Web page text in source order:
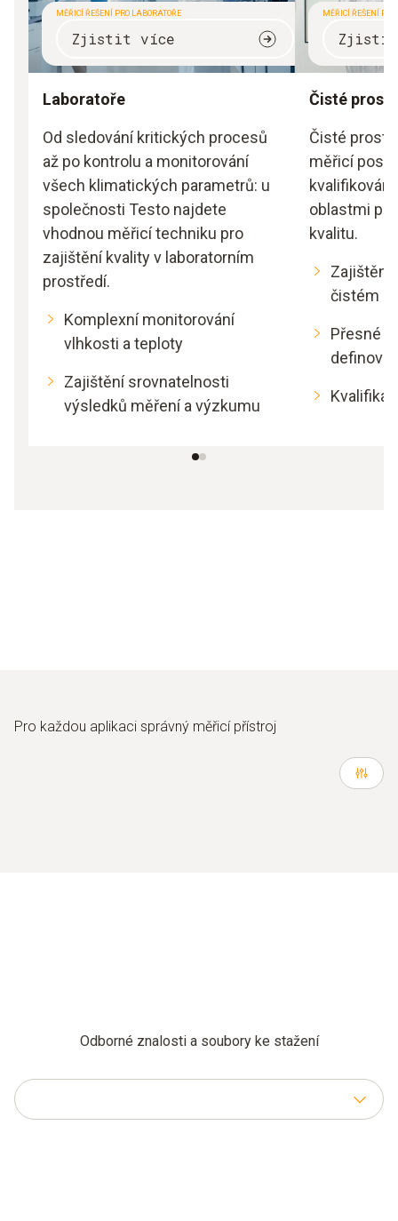
MĚŘICÍ ŘEŠENÍ PRO LABORATOŘE
Zjistit více
Laboratoře
Od sledování kritických procesů
až po kontrolu a monitorování
všech klimatických parametrů: u
společnosti Testo najdete
vhodnou měřicí techniku pro
zajištění kvality v laboratorním
prostředí.
Komplexní monitorování
vlhkosti a teploty
Zajištění srovnatelnosti
výsledků měření a výzkumu
MĚŘICÍ ŘEŠENÍ PRO
Zjistit
Čisté
Čisté
měřicí
oblastmi
kvalitu.
Zajištění
čistém
Přesné
Pro každou aplikaci správný měřicí přístroj
Odborné znalosti a soubory ke stažení